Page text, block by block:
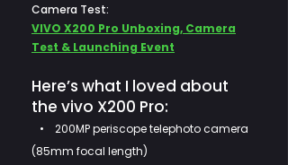
Camera Test:
VIVO X200 Pro Unboxing, Camera
Test & Launching Event
Here’s what I loved about
the vivo X200 Pro:
• 200MP periscope telephoto camera
(85mm focal length)